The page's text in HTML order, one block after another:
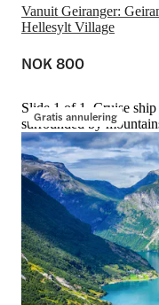
Vanuit Geiranger:
Hellesylt Village
NOK 800
Gratis annulering
Slide 1 of 1, Cruise
surrounded by